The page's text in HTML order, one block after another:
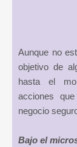
Aunque no
objetivo de
hasta el
acciones
negocio
Bajo el